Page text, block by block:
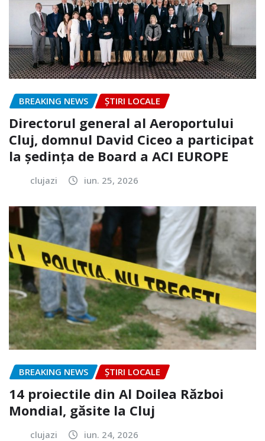
BREAKING NEWS ȘTIRI LOCALE
Directorul general al Aeroportului
Cluj, domnul David Ciceo a participat
la ședința de Board a ACI EUROPE
clujazi iun. 25, 2026
BREAKING NEWS ȘTIRI LOCALE
14 proiectile din Al Doilea Război
Mondial, găsite la Cluj
clujazi iun. 24, 2026